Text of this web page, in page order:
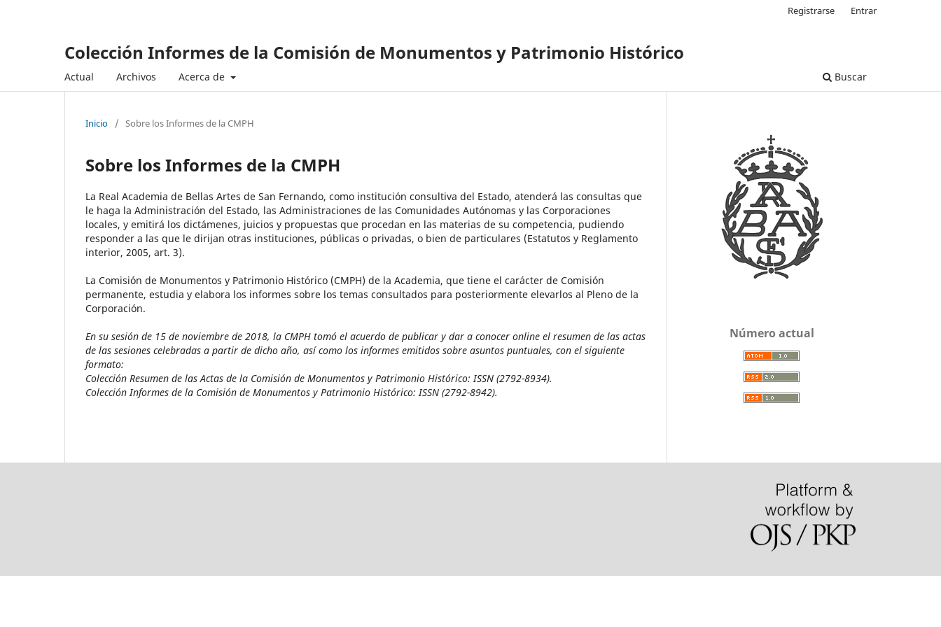
Colección Informes de la Comisión de Monumentos y Patrimonio Histórico
Actual Archivos Acerca de Buscar
Registrarse Entrar
Inicio / Sobre los Informes de la CMPH
Sobre los Informes de la CMPH
La Real Academia de Bellas Artes de San Fernando, como institución consultiva del Estado, atenderá las consultas que
le haga la Administración del Estado, las Administraciones de las Comunidades Autónomas y las Corporaciones
locales, y emitirá los dictámenes, juicios y propuestas que procedan en las materias de su competencia, pudiendo
responder a las que le dirijan otras instituciones, públicas o privadas, o bien de particulares (Estatutos y Reglamento
interior, 2005, art. 3).
La Comisión de Monumentos y Patrimonio Histórico (CMPH) de la Academia, que tiene el carácter de Comisión
permanente, estudia y elabora los informes sobre los temas consultados para posteriormente elevarlos al Pleno de la
Corporación.
En su sesión de 15 de noviembre de 2018, la CMPH tomó el acuerdo de publicar y dar a conocer online el resumen de las actas
de las sesiones celebradas a partir de dicho año, así como los informes emitidos sobre asuntos puntuales, con el siguiente
formato:
Colección Resumen de las Actas de la Comisión de Monumentos y Patrimonio Histórico: ISSN (2792-8934).
Colección Informes de la Comisión de Monumentos y Patrimonio Histórico: ISSN (2792-8942).
Número actual